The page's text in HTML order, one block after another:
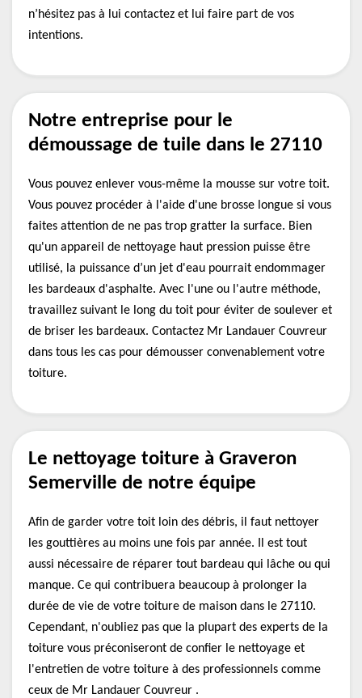
n’hésitez pas à lui contactez et lui faire part de vos
intentions.
Notre entreprise pour le
démoussage de tuile dans le 27110
Vous pouvez enlever vous-même la mousse sur votre toit.
Vous pouvez procéder à l'aide d'une brosse longue si vous
faites attention de ne pas trop gratter la surface. Bien
qu'un appareil de nettoyage haut pression puisse être
utilisé, la puissance d’un jet d'eau pourrait endommager
les bardeaux d'asphalte. Avec l'une ou l'autre méthode,
travaillez suivant le long du toit pour éviter de soulever et
de briser les bardeaux. Contactez Mr Landauer Couvreur
dans tous les cas pour démousser convenablement votre
toiture.
Le nettoyage toiture à Graveron
Semerville de notre équipe
Afin de garder votre toit loin des débris, il faut nettoyer
les gouttières au moins une fois par année. Il est tout
aussi nécessaire de réparer tout bardeau qui lâche ou qui
manque. Ce qui contribuera beaucoup à prolonger la
durée de vie de votre toiture de maison dans le 27110.
Cependant, n'oubliez pas que la plupart des experts de la
toiture vous préconiseront de confier le nettoyage et
l'entretien de votre toiture à des professionnels comme
ceux de Mr Landauer Couvreur .